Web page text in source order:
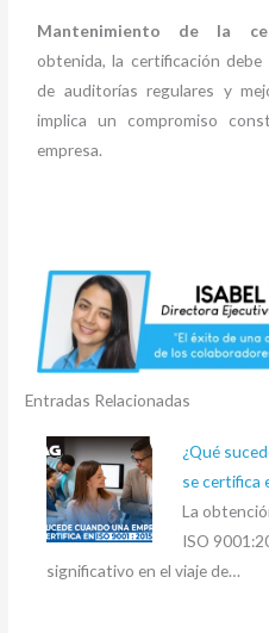
Mantenimiento de la
obtenida, la certificación
de auditorías regulares y
implica un compromiso
empresa.
Entradas Relacionadas
¿Qué
se certifica
La
ISO
significativo en el viaje de…